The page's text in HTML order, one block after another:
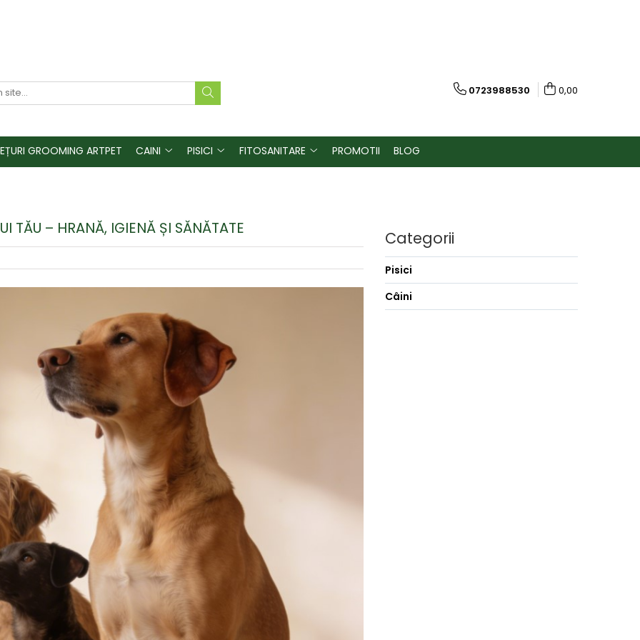
0723988530 0,00
GROOMING ARTPET CAINI PISICI FITOSANITARE PROMOTII BLOG
TĂU – HRANĂ, IGIENĂ ȘI SĂNĂTATE Categorii
Pisici
Câini